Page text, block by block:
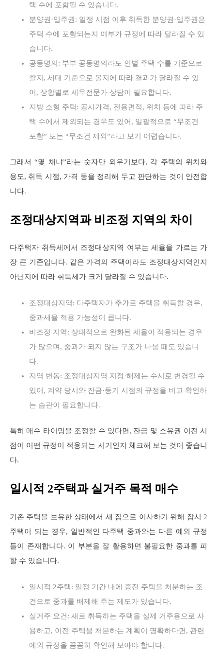
택 수에 포함될 수 있습니다.
분양권·입주권: 일정 시점 이후 취득한 분양권·입주권은
주택 수에 포함되는지 여부가 규정에 따라 달라질 수 있
습니다.
공동명의: 부부 공동명의라도 인별 주택 수를 기준으로
할지, 세대 기준으로 볼지에 따라 결과가 달라질 수 있
어, 상황별로 세무전문가 상담이 필요합니다.
지방 소형 주택: 공시가격, 전용면적, 위치 등에 따라 주
택 수에서 제외되는 경우도 있어, 일괄적으로 “무조건
포함” 또는 “무조건 제외”라고 보기 어렵습니다.
그래서 “몇 채냐”라는 숫자만 외우기보다, 각 주택의 위치와
용도, 취득 시점, 가격 등을 정리해 두고 판단하는 것이 안전합
니다.
조정대상지역과 비조정 지역의 차이
다주택자 취득세에서 조정대상지역 여부는 세율을 가르는 가
장 큰 기준입니다. 같은 가격의 주택이라도 조정대상지역인지
아닌지에 따라 취득세가 크게 달라질 수 있습니다.
조정대상지역: 다주택자가 추가로 주택을 취득할 경우,
중과세율 적용 가능성이 큽니다.
비조정 지역: 상대적으로 완화된 세율이 적용되는 경우
가 많으며, 중과가 되지 않는 구조가 나올 때도 있습니
다.
지역 변동: 조정대상지역 지정·해제는 수시로 변경될 수
있어, 계약 당시와 잔금·등기 시점의 규정을 비교 확인하
는 습관이 필요합니다.
특히 매수 타이밍을 조정할 수 있다면, 잔금 및 소유권 이전 시
점이 어떤 규정이 적용되는 시기인지 체크해 보는 것이 좋습니
다.
일시적 2주택과 실거주 목적 매수
기존 주택을 보유한 상태에서 새 집으로 이사하기 위해 잠시 2
주택이 되는 경우, 일반적인 다주택 중과와는 다른 예외 규정
들이 존재합니다. 이 부분을 잘 활용하면 불필요한 중과를 피
할 수 있습니다.
일시적 2주택: 일정 기간 내에 종전 주택을 처분하는 조
건으로 중과를 배제해 주는 제도가 있습니다.
실거주 요건: 새로 취득하는 주택을 실제 거주용으로 사
용하고, 이전 주택을 처분하는 계획이 명확하다면, 관련
예외 규정을 꼼꼼히 확인해 보아야 합니다.